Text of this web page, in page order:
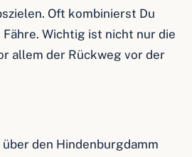
Oft kombinierst Du
Fähre. Wichtig ist nicht nur die
allem der Rückweg vor der
den Hindenburgdamm